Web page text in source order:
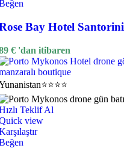
Bay Hotel Santorini
€ 'dan itibaren
⭐⭐⭐⭐
Teklif Al
view